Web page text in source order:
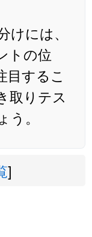
には、
トの位
目するこ
取りテス
。
]